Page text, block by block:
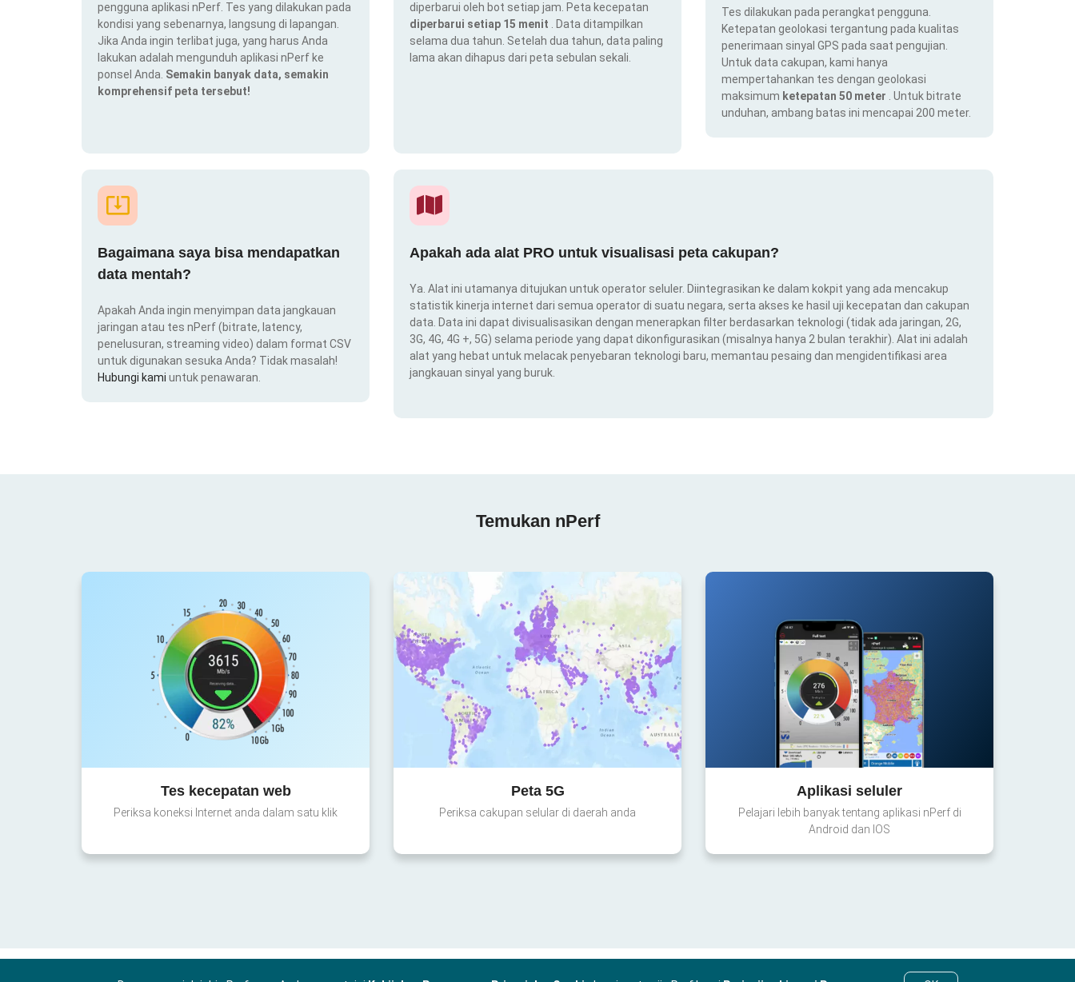
pengguna aplikasi nPerf. Tes yang dilakukan pada
kondisi yang sebenarnya, langsung di lapangan.
Jika Anda ingin terlibat juga, yang harus Anda
lakukan adalah mengunduh aplikasi nPerf ke
ponsel Anda. Semakin banyak data, semakin
komprehensif peta tersebut!
diperbarui oleh bot setiap jam. Peta kecepatan
diperbarui setiap 15 menit
. Data ditampilkan
selama dua tahun. Setelah dua tahun, data paling
lama akan dihapus dari peta sebulan sekali.
Tes dilakukan pada perangkat pengguna.
Ketepatan geolokasi tergantung pada kualitas
penerimaan sinyal GPS pada saat pengujian.
Untuk data cakupan, kami hanya
mempertahankan tes dengan geolokasi
maksimum ketepatan 50 meter
. Untuk bitrate
unduhan, ambang batas ini mencapai 200 meter.
Bagaimana saya bisa mendapatkan
data mentah?
Apakah Anda ingin menyimpan data jangkauan
jaringan atau tes nPerf (bitrate, latency,
penelusuran, streaming video) dalam format CSV
untuk digunakan sesuka Anda? Tidak masalah!
Hubungi kami untuk penawaran.
Apakah ada alat PRO untuk visualisasi peta cakupan?
Ya. Alat ini utamanya ditujukan untuk operator seluler. Diintegrasikan ke dalam kokpit yang ada mencakup
statistik kinerja internet dari semua operator di suatu negara, serta akses ke hasil uji kecepatan dan cakupan
data. Data ini dapat divisualisasikan dengan menerapkan filter berdasarkan teknologi (tidak ada jaringan, 2G,
3G, 4G, 4G +, 5G) selama periode yang dapat dikonfigurasikan (misalnya hanya 2 bulan terakhir). Alat ini adalah
alat yang hebat untuk melacak penyebaran teknologi baru, memantau pesaing dan mengidentifikasi area
jangkauan sinyal yang buruk.
Temukan nPerf
Tes kecepatan web
Periksa koneksi Internet anda dalam satu klik
Peta 5G
Periksa cakupan selular di daerah anda
Aplikasi seluler
Pelajari lebih banyak tentang aplikasi nPerf di
Android dan IOS